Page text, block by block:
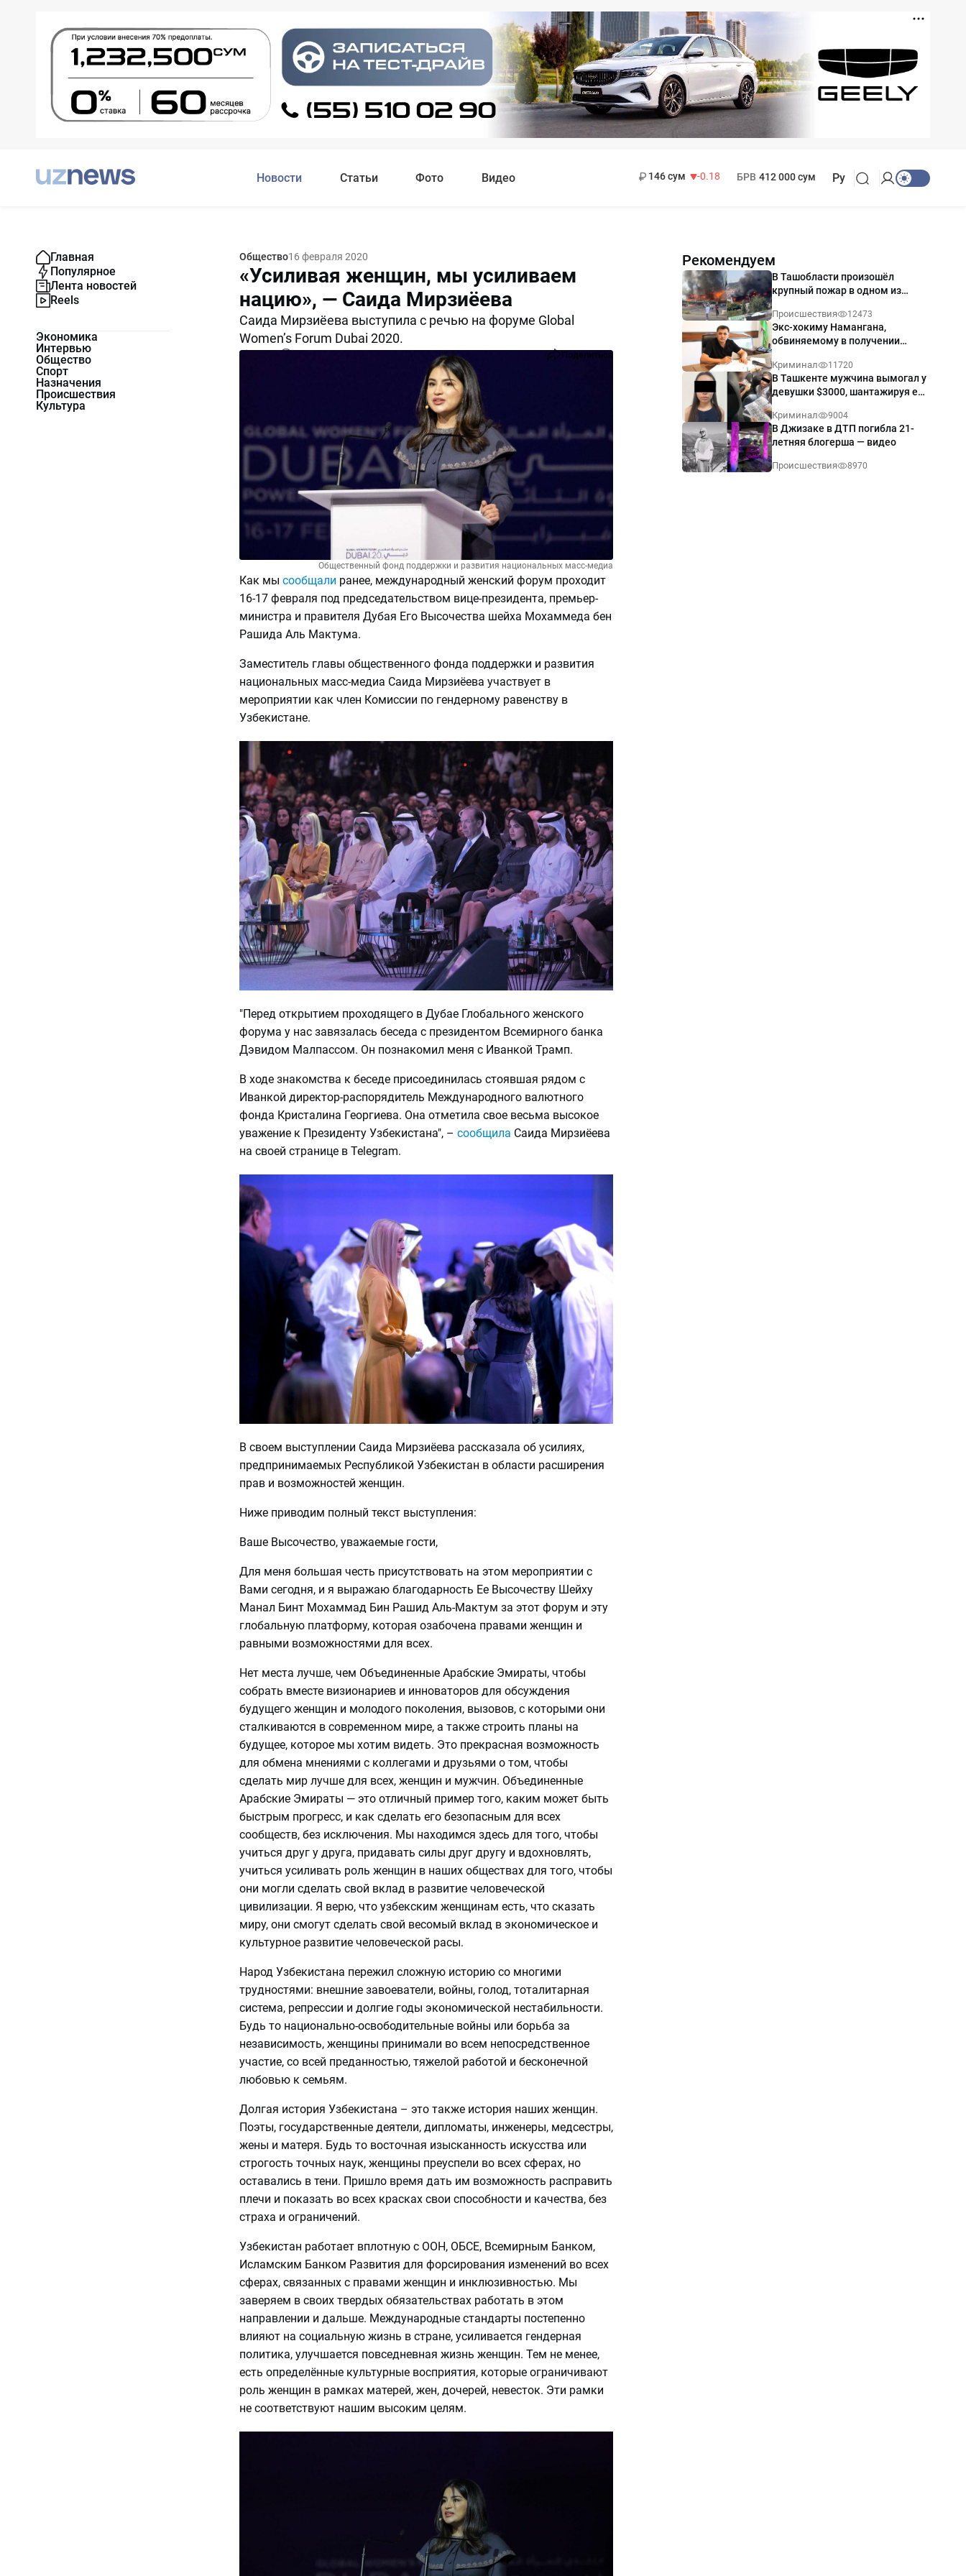
Новости Статьи Фото Видео
146 сум
-0.18
БРВ 412 000 сум Ру
Главная
Популярное
Лента новостей
Reels
Экономика
Интервью
Общество
Спорт
Назначения
Происшествия
Культура
Общество16 февраля 2020
«Усиливая женщин, мы усиливаем
нацию», — Саида Мирзиёева
Саида Мирзиёева выступила с речью на форуме Global
Women’s Forum Dubai 2020.
Поделиться
Общественный фонд поддержки и развития национальных масс-медиа
Как мы сообщали ранее, международный женский форум проходит
16-17 февраля под председательством вице-президента, премьер-
министра и правителя Дубая Его Высочества шейха Мохаммеда бен
Рашида Аль Мактума.
Заместитель главы общественного фонда поддержки и развития
национальных масс-медиа Саида Мирзиёева участвует в
мероприятии как член Комиссии по гендерному равенству в
Узбекистане.
"Перед открытием проходящего в Дубае Глобального женского
форума у нас завязалась беседа с президентом Всемирного банка
Дэвидом Малпассом. Он познакомил меня с Иванкой Трамп.
В ходе знакомства к беседе присоединилась стоявшая рядом с
Иванкой директор-распорядитель Международного валютного
фонда Кристалина Георгиева. Она отметила свое весьма высокое
уважение к Президенту Узбекистана", – сообщила Саида Мирзиёева
на своей странице в Telegram.
В своем выступлении Саида Мирзиёева рассказала об усилиях,
предпринимаемых Республикой Узбекистан в области расширения
прав и возможностей женщин.
Ниже приводим полный текст выступления:
Ваше Высочество, уважаемые гости,
Для меня большая честь присутствовать на этом мероприятии с
Вами сегодня, и я выражаю благодарность Ее Высочеству Шейху
Манал Бинт Мохаммад Бин Рашид Аль-Мактум за этот форум и эту
глобальную платформу, которая озабочена правами женщин и
равными возможностями для всех.
Нет места лучше, чем Объединенные Арабские Эмираты, чтобы
собрать вместе визионариев и инноваторов для обсуждения
будущего женщин и молодого поколения, вызовов, с которыми они
сталкиваются в современном мире, а также строить планы на
будущее, которое мы хотим видеть. Это прекрасная возможность
для обмена мнениями с коллегами и друзьями о том, чтобы
сделать мир лучше для всех, женщин и мужчин. Объединенные
Арабские Эмираты — это отличный пример того, каким может быть
быстрым прогресс, и как сделать его безопасным для всех
сообществ, без исключения. Мы находимся здесь для того, чтобы
учиться друг у друга, придавать силы друг другу и вдохновлять,
учиться усиливать роль женщин в наших обществах для того, чтобы
они могли сделать свой вклад в развитие человеческой
цивилизации. Я верю, что узбекским женщинам есть, что сказать
миру, они смогут сделать свой весомый вклад в экономическое и
культурное развитие человеческой расы.
Народ Узбекистана пережил сложную историю со многими
трудностями: внешние завоеватели, войны, голод, тоталитарная
система, репрессии и долгие годы экономической нестабильности.
Будь то национально-освободительные войны или борьба за
независимость, женщины принимали во всем непосредственное
участие, со всей преданностью, тяжелой работой и бесконечной
любовью к семьям.
Долгая история Узбекистана – это также история наших женщин.
Поэты, государственные деятели, дипломаты, инженеры, медсестры,
жены и матеря. Будь то восточная изысканность искусства или
строгость точных наук, женщины преуспели во всех сферах, но
оставались в тени. Пришло время дать им возможность расправить
плечи и показать во всех красках свои способности и качества, без
страха и ограничений.
Узбекистан работает вплотную с ООН, ОБСЕ, Всемирным Банком,
Исламским Банком Развития для форсирования изменений во всех
сферах, связанных с правами женщин и инклюзивностью. Мы
заверяем в своих твердых обязательствах работать в этом
направлении и дальше. Международные стандарты постепенно
влияют на социальную жизнь в стране, усиливается гендерная
политика, улучшается повседневная жизнь женщин. Тем не менее,
есть определённые культурные восприятия, которые ограничивают
роль женщин в рамках матерей, жен, дочерей, невесток. Эти рамки
не соответствуют нашим высоким целям.
Рекомендуем
В Ташобласти произошёл
крупный пожар в одном из
Происшествия 12473
Экс-хокиму Намангана,
обвиняемому в получении
приговор
Криминал 11720
В Ташкенте мужчина вымогал у
девушки $3000, шантажируя её
Криминал 9004
В Джизаке в ДТП погибла 21-
летняя блогерша — видео
Происшествия 8970